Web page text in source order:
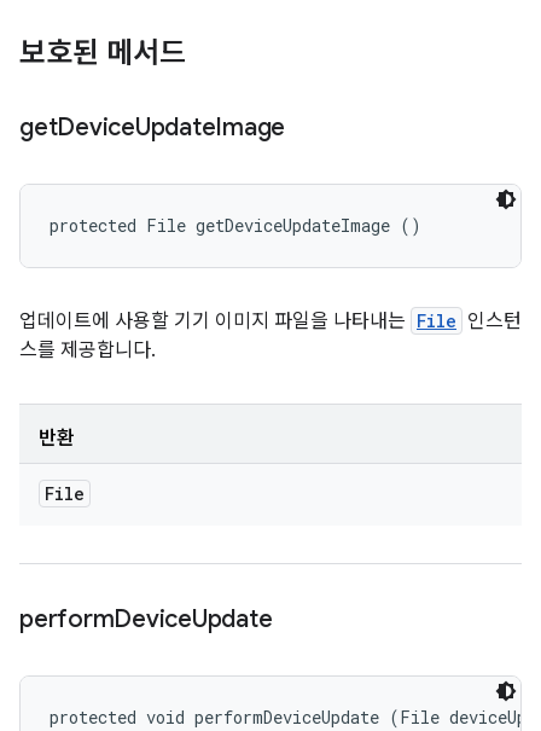
보호된 메서드
getDeviceUpdateImage
protected File getDeviceUpdateImage ()
업데이트에 사용할 기기 이미지 파일을 나타내는 File 인스턴
스를 제공합니다.
반환
File
performDeviceUpdate
protected void performDeviceUpdate (File